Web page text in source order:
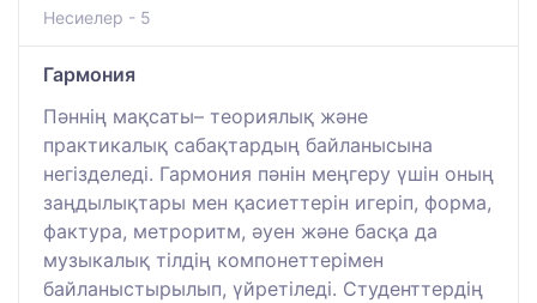
Несиелер - 5
Гармония
Пәннің мақсаты– теориялық және
практикалық сабақтардың байланысына
негізделеді. Гармония пәнін меңгеру үшін оның
заңдылықтары мен қасиеттерін игеріп, форма,
фактура, метроритм, әуен және басқа да
музыкалық тілдің компонеттерімен
байланыстырылып, үйретіледі. Студенттердің